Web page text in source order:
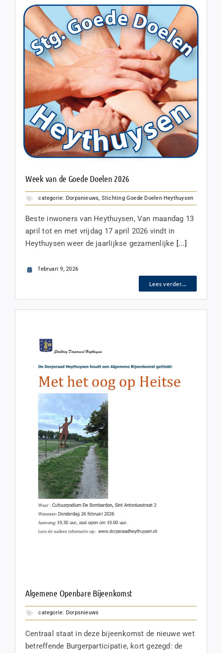
Week van de Goede Doelen 2026
categorie: Dorpsnieuws, Stichting Goede Doelen Heythuysen
Beste inwoners van Heythuysen, Van maandag 13
april tot en met vrijdag 17 april 2026 vindt in
Heythuysen weer de jaarlijkse gezamenlijke [...]
februari 9, 2026
Lees verder...
Algemene Openbare Bijeenkomst
categorie: Dorpsnieuws
Centraal staat in deze bijeenkomst de nieuwe wet
betreffende Burgerparticipatie, kort gezegd: de